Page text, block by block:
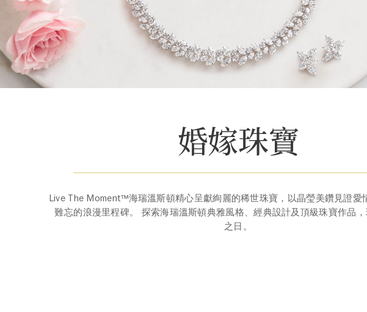
婚嫁珠寶
Live The Moment™海瑞溫斯頓精心呈獻絢麗的稀世珠寶，以晶瑩美鑽見證愛
難⁠忘的浪漫里程碑。 探索海瑞溫斯頓典雅風格、經典設計及頂級珠寶作品
之⁠日。